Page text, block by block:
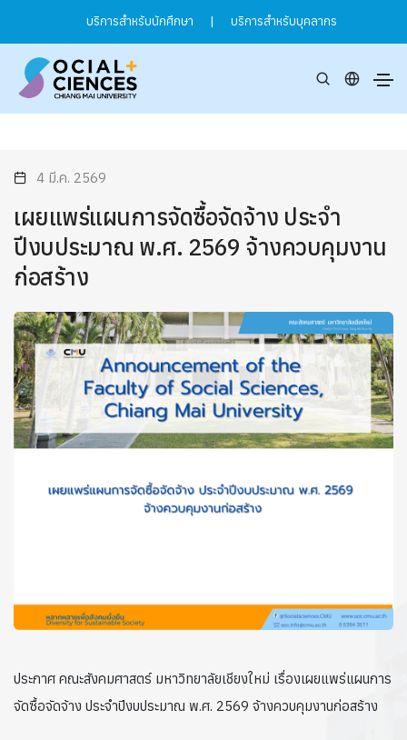
บริการสำหรับนักศึกษา | บริการสำหรับบุคลากร
4 มี.ค. 2569
เผยแพร่แผนการจัดซื้อจัดจ้าง ประจำ
ปีงบประมาณ พ.ศ. 2569 จ้างควบคุมงาน
ก่อสร้าง
ประกาศ คณะสังคมศาสตร์ มหาวิทยาลัยเชียงใหม่ เรื่องเผยแพร่แผนการ
จัดซื้อจัดจ้าง ประจำปีงบประมาณ พ.ศ. 2569 จ้างควบคุมงานก่อสร้าง